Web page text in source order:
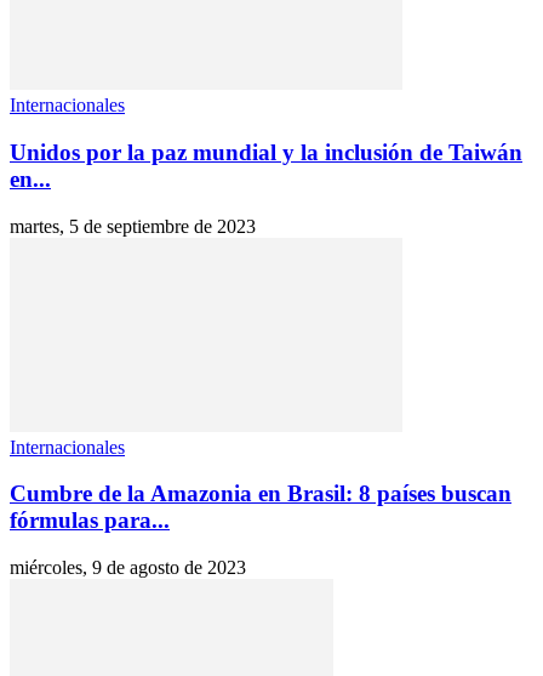
Internacionales
Unidos por la paz mundial y la inclusión de Taiwán
en...
martes, 5 de septiembre de 2023
Internacionales
Cumbre de la Amazonia en Brasil: 8 países buscan
fórmulas para...
miércoles, 9 de agosto de 2023